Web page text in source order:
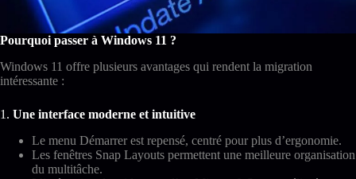
Pourquoi passer à Windows 11 ?
Windows 11 offre plusieurs avantages qui rendent la migration
intéressante :
1. Une interface moderne et intuitive
Le menu Démarrer est repensé, centré pour plus d’ergonomie.
Les fenêtres Snap Layouts permettent une meilleure organisation
du multitâche.